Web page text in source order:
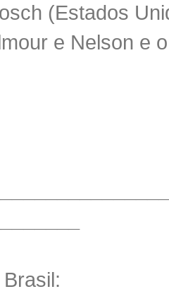
(Estados
e Nelson e